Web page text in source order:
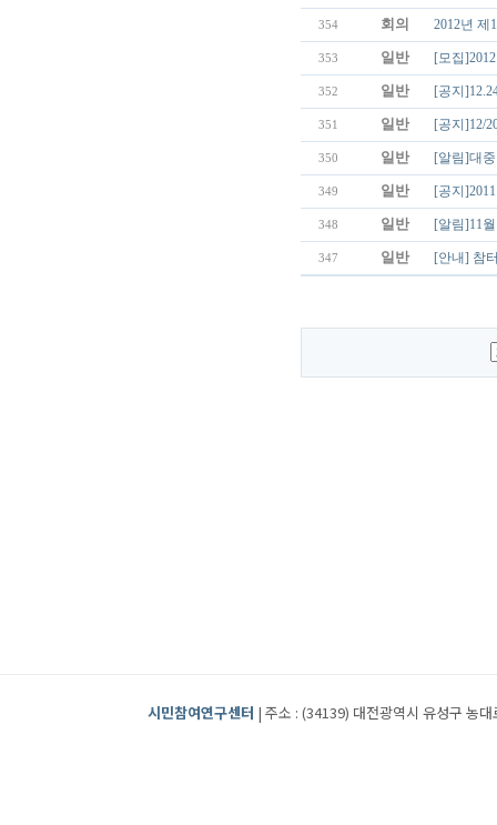
354 회의 2012년 제
353 일반 [모집
352 일반 [공지
351 일반 [공지]12/
350 일반 [알림]대
349 일반 [공지
348 일반 [알림]11
347 일반 [안내] 참
시민참여연구센터 | 주소 : (34139) 대전광역시 유성구 농